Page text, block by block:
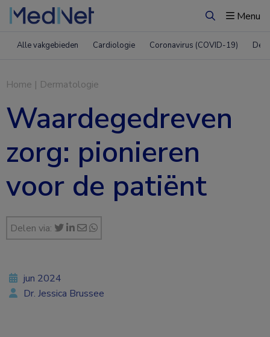
ZoekenMenu
Alle vakgebieden Cardiologie Coronavirus (COVID-19)
Home | Dermatologie
Waardegedreven
zorg: pionieren
voor de patiënt
Delen via:
jun 2024
Dr. Jessica Brussee